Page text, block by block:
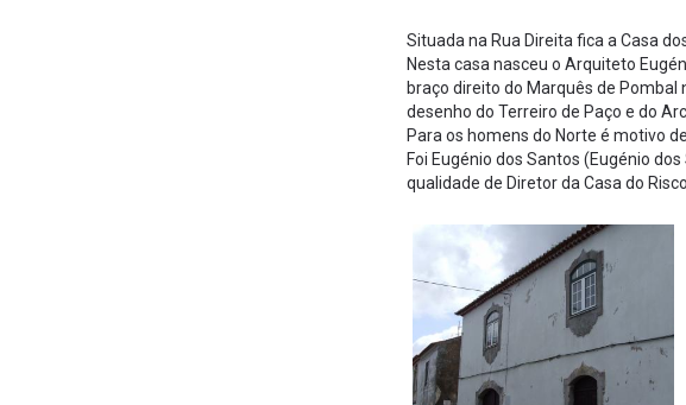
Situada na Rua Direita fica a Casa
Nesta casa nasceu o Arquiteto
braço direito do Marquês de
desenho do Terreiro de Paço e do
Para os homens do Norte é motivo
Foi Eugénio dos Santos (Eugénio
qualidade de Diretor da Casa do